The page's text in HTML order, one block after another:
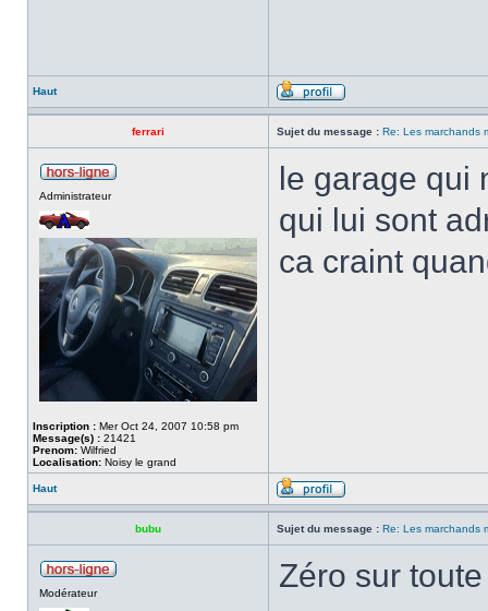
Haut
ferrari Sujet du message : Re: Les marchands
Administrateur
Inscription : Mer Oct 24, 2007 10:58 pm
Message(s) : 21421
Prenom: Wilfried
Localisation: Noisy le grand
le garage qui
qui lui sont
ca craint
Haut
bubu Sujet du message : Re: Les marchands
Modérateur Zéro sur